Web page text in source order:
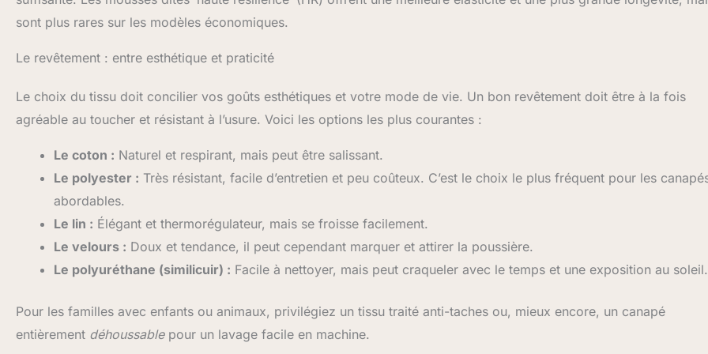
sont plus rares sur les modèles économiques.
Le revêtement : entre esthétique et praticité
Le choix du tissu doit concilier vos goûts esthétiques et votre mode de vie. Un bon revêtement doit être à la fois
agréable au toucher et résistant à l’usure. Voici les options les plus courantes :
Le coton : Naturel et respirant, mais peut être salissant.
Le polyester : Très résistant, facile d’entretien et peu coûteux. C’est le choix le plus fréquent pour les
abordables.
Le lin : Élégant et thermorégulateur, mais se froisse facilement.
Le velours : Doux et tendance, il peut cependant marquer et attirer la poussière.
Le polyuréthane (similicuir) : Facile à nettoyer, mais peut craqueler avec le temps et une exposition au soleil.
Pour les familles avec enfants ou animaux, privilégiez un tissu traité anti-taches ou, mieux encore, un canapé
entièrement déhoussablepour un lavage facile en machine.